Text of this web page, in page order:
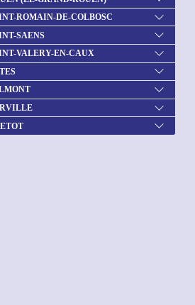
ROMAIN-DE-COLBOSC
SAENS
VALERY-EN-CAUX